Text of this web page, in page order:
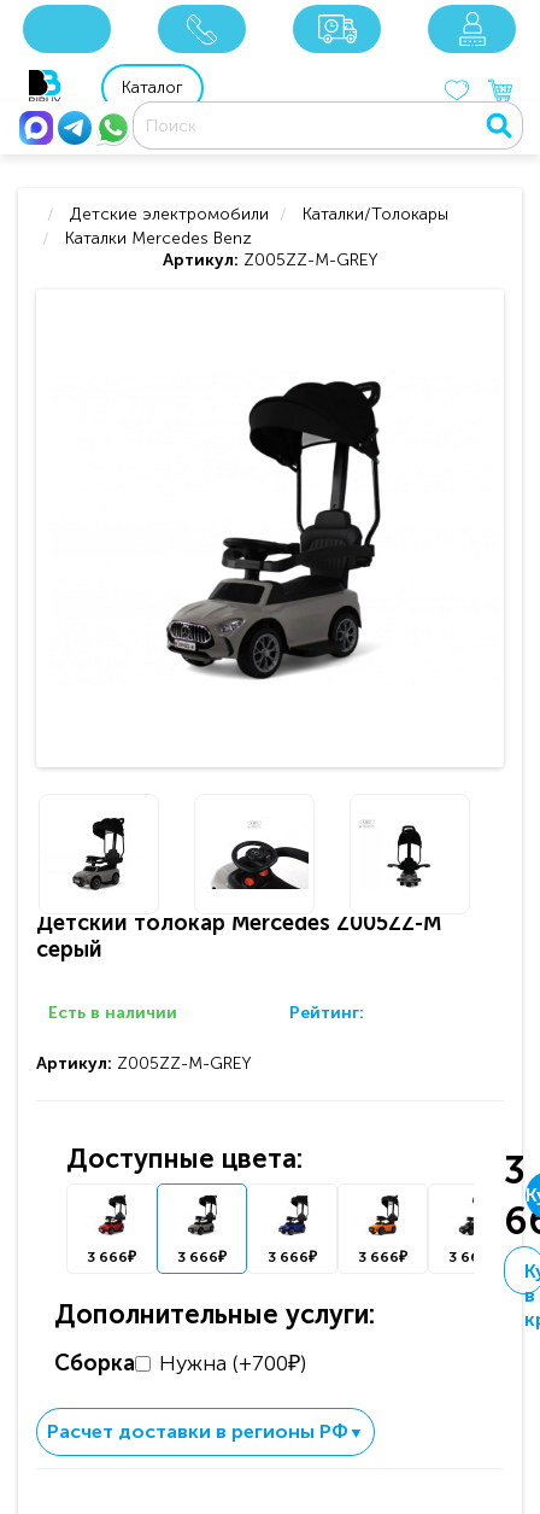
8 800 201 92 06
Каталог
Детские электромобили
Каталки/Толокары
Каталки Mercedes Benz
Артикул: Z005ZZ-M-GREY
Детский толокар Mercedes Z005ZZ-M
серый
Есть в наличии Рейтинг:
Артикул: Z005ZZ-M-GREY
Доступные цвета:
3 666₽ 3 666₽ 3 666₽ 3 666₽ 3 666₽
Дополнительные услуги:
Сборка Нужна (+700₽)
3
в
Расчет доставки в регионы РФ ▼
xxx